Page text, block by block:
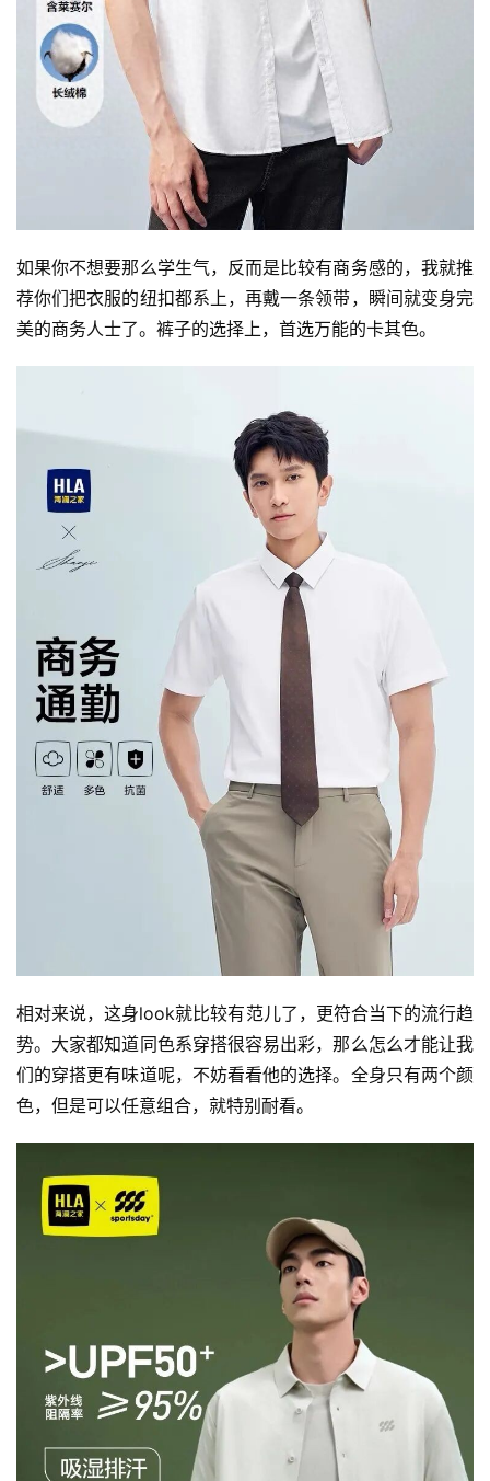
如果你不想要那么学生气，反而是比较有商务感的，我就推
荐你们把衣服的纽扣都系上，再戴一条领带，瞬间就变身完
美的商务人士了。裤子的选择上，首选万能的卡其色。
相对来说，这身look就比较有范儿了，更符合当下的流行趋
势。大家都知道同色系穿搭很容易出彩，那么怎么才能让我
们的穿搭更有味道呢，不妨看看他的选择。全身只有两个颜
色，但是可以任意组合，就特别耐看。